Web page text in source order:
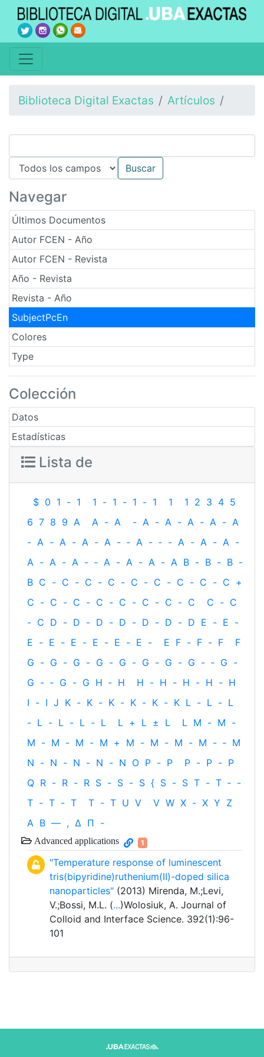
Biblioteca Digital Exactas Artículos
Navegar
Últimos Documentos
Autor FCEN - Año
Autor FCEN - Revista
Año - Revista
Revista - Año
SubjectPcEn
Colores
Type
Colección
Datos
Estadísticas
Lista de
$ 0 1 - 1 1 - 1 - 1 - 1 1 1 2 3 4 5
6 7 8 9 A A - A - A - A - A - A - A
- A - A - A - A - ‐ A - ‐ - A - A - A -
A - A - A - ‐ A - A - A - A B - B - B -
B C - C - C - C - C - C - C - C - C +
C - C - C - C - C - C - C - C C - C
- C D - D - D - D - D - D - D E - E -
E - E - E - E - E - E - E F - F - F
F
G - G - G - G - G - G - G - G - ‐ G -
G - ‐ G - G H ‐ H H - H - H - H - H
I - I J K - K - K - K - K - K L - L - L
- L - L - L - L L + L ± L L M - M -
M - M - M - M + M - M - M - M - ‐ M
N - N - N - N - N O P - P P - P - P
Q R - R - R S - S - S { S - S T - T ‐ -
T - T - T T - T U V V W X - X Y Z
Α Β — , Δ Π -
Advanced applications 1
"Temperature response of luminescent
tris(bipyridine)ruthenium(II)-doped silica
nanoparticles" (2013) Mirenda, M.;Levi,
V.;Bossi, M.L. (...)Wolosiuk, A. Journal of
Colloid and Interface Science. 392(1):96-
101